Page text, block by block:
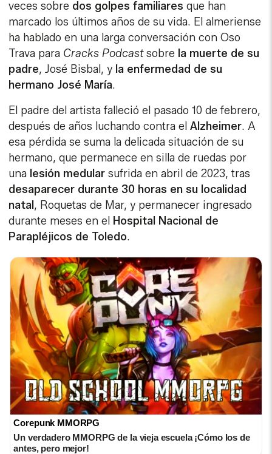
veces sobre dos golpes familiares que han
marcado los últimos años de su vida. El almeriense
ha hablado en una larga conversación con Oso
Trava para Cracks Podcastsobre la muerte de su
padre, José Bisbal, y la enfermedad de su
hermano José María.
El padre del artista falleció el pasado 10 de febrero,
después de años luchando contra elAlzheimer. A
esa pérdida se suma la delicada situación de su
hermano, que permanece en silla de ruedas por
una lesión medularsufrida en abril de 2023, tras
desaparecer durante 30 horas en su localidad
natal , Roquetas de Mar, y permanecer ingresado
durante meses en el Hospital Nacional de
Parapléjicos de Toledo.
Corepunk MMORPG
Un verdadero MMORPG de la vieja escuela ¡Cómo los de
antes, pero mejor!